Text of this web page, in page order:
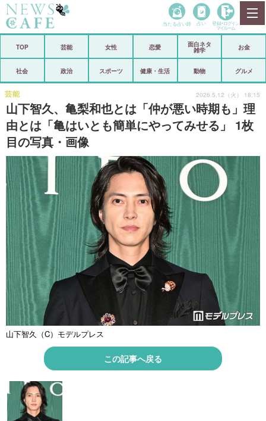
政治
芸能 スポーツ
恋愛
コメントポスト アリ／ナシ
リリース ショップ
登録・ログイン/マイルーム
当たる占い師 占い 登録• ログイン
マイルーム
TOP 芸能 女性 恋愛
面白ネタ
雑学
お金
社会 政治 スポーツ 健康・生活 動物 グルメ
山下智久、亀梨和也とは「仲が悪い時期も」理
由とは「亀はいとも簡単にやってみせる」 1枚
目の写真・画像
芸能 2026.5.12（火） 18:15
山下智久（C）モデルプレス
この記事へ戻る